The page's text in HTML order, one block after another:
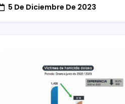
5 De Diciembre De 2023